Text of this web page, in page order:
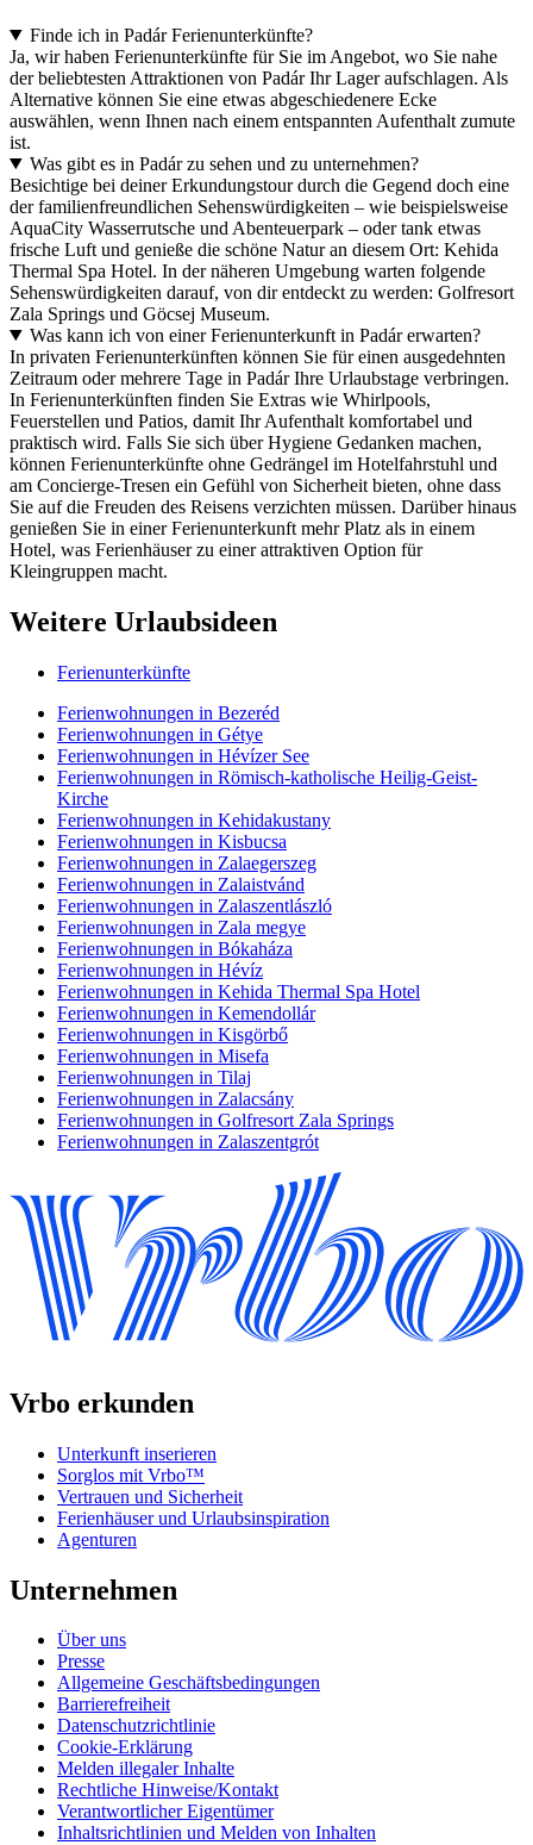
Finde ich in Padár Ferienunterkünfte?
Ja, wir haben Ferienunterkünfte für Sie im Angebot, wo Sie nahe
der beliebtesten Attraktionen von Padár Ihr Lager aufschlagen. Als
Alternative können Sie eine etwas abgeschiedenere Ecke
auswählen, wenn Ihnen nach einem entspannten Aufenthalt zumute
ist.
Was gibt es in Padár zu sehen und zu unternehmen?
Besichtige bei deiner Erkundungstour durch die Gegend doch eine
der familienfreundlichen Sehenswürdigkeiten – wie beispielsweise
AquaCity Wasserrutsche und Abenteuerpark – oder tank etwas
frische Luft und genieße die schöne Natur an diesem Ort: Kehida
Thermal Spa Hotel. In der näheren Umgebung warten folgende
Sehenswürdigkeiten darauf, von dir entdeckt zu werden: Golfresort
Zala Springs und Göcsej Museum.
Was kann ich von einer Ferienunterkunft in Padár erwarten?
In privaten Ferienunterkünften können Sie für einen ausgedehnten
Zeitraum oder mehrere Tage in Padár Ihre Urlaubstage verbringen.
In Ferienunterkünften finden Sie Extras wie Whirlpools,
Feuerstellen und Patios, damit Ihr Aufenthalt komfortabel und
praktisch wird. Falls Sie sich über Hygiene Gedanken machen,
können Ferienunterkünfte ohne Gedrängel im Hotelfahrstuhl und
am Concierge-Tresen ein Gefühl von Sicherheit bieten, ohne dass
Sie auf die Freuden des Reisens verzichten müssen. Darüber hinaus
genießen Sie in einer Ferienunterkunft mehr Platz als in einem
Hotel, was Ferienhäuser zu einer attraktiven Option für
Kleingruppen macht.
Weitere Urlaubsideen
Ferienunterkünfte
Ferienwohnungen in Bezeréd
Ferienwohnungen in Gétye
Ferienwohnungen in Hévízer See
Ferienwohnungen in Römisch-katholische Heilig-Geist-
Kirche
Ferienwohnungen in Kehidakustany
Ferienwohnungen in Kisbucsa
Ferienwohnungen in Zalaegerszeg
Ferienwohnungen in Zalaistvánd
Ferienwohnungen in Zalaszentlászló
Ferienwohnungen in Zala megye
Ferienwohnungen in Bókaháza
Ferienwohnungen in Hévíz
Ferienwohnungen in Kehida Thermal Spa Hotel
Ferienwohnungen in Kemendollár
Ferienwohnungen in Kisgörbő
Ferienwohnungen in Misefa
Ferienwohnungen in Tilaj
Ferienwohnungen in Zalacsány
Ferienwohnungen in Golfresort Zala Springs
Ferienwohnungen in Zalaszentgrót
Vrbo erkunden
Unterkunft inserieren
Sorglos mit Vrbo™
Vertrauen und Sicherheit
Ferienhäuser und Urlaubsinspiration
Agenturen
Unternehmen
Über uns
Presse
Allgemeine Geschäftsbedingungen
Barrierefreiheit
Datenschutzrichtlinie
Cookie-Erklärung
Melden illegaler Inhalte
Rechtliche Hinweise/Kontakt
Verantwortlicher Eigentümer
Inhaltsrichtlinien und Melden von Inhalten